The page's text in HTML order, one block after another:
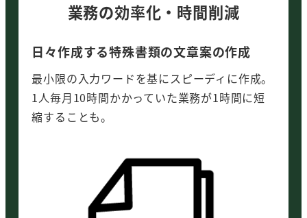
業務の効率化・時間削減
日々作成する特殊書類の文章案の作成
最小限の入力ワードを基にスピーディに作成。
1人毎月10時間かかっていた業務が1時間に短
縮することも。